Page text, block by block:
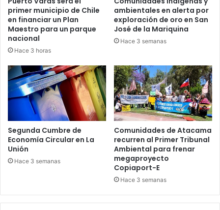
primer municipio de Chile
en financiar un Plan
Maestro para un parque
nacional
Hace 3 horas
ambientales en alerta por
exploración de oro en San
José de la Mariquina
Hace 3 semanas
Segunda Cumbre de
Economía Circular en La
Unión
Hace 3 semanas
Comunidades de Atacama
recurren al Primer Tribunal
Ambiental para frenar
megaproyecto
Copiaport-E
Hace 3 semanas